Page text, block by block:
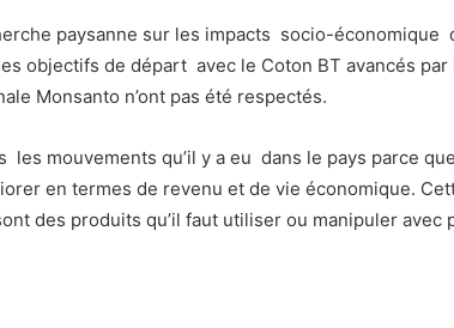
paysanne sur les impacts socio-économique
objectifs de départ avec le Coton BT avancés par
Monsanto n’ont pas été respectés.
les mouvements qu’il y a eu dans le pays parce
en termes de revenu et de vie économique.
des produits qu’il faut utiliser ou manipuler avec